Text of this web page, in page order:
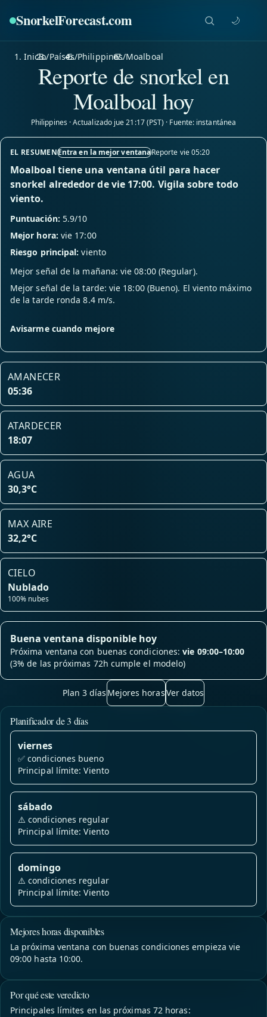
SnorkelForecast.com 🌙
Inicio/Países/Philippines/Moalboal
Reporte de snorkel en
Moalboal hoy
Philippines · Actualizado jue 21:17 (PST) · Fuente: instantánea
EL RESUMENEntra en la mejor ventanaReporte vie 05:20
Moalboal tiene una ventana útil para hacer
snorkel alrededor de vie 17:00. Vigila sobre todo
viento.
Puntuación: 5.9/10
Mejor hora: vie 17:00
Riesgo principal: viento
Mejor señal de la mañana: vie 08:00 (Regular).
Mejor señal de la tarde: vie 18:00 (Bueno). El viento máximo
de la tarde ronda 8.4 m/s.
Avisarme cuando mejore
AMANECER
05:36
ATARDECER
18:07
AGUA
30,3°C
MAX AIRE
32,2°C
CIELO
Nublado
100% nubes
Buena ventana disponible hoy
Próxima ventana con buenas condiciones:vie 09:00–10:00
(3% de las próximas 72h cumple el modelo)
Plan 3 días Mejores horasVer datos
Planificador de 3 días
viernes
✅condiciones bueno
Principal límite: Viento
sábado
⚠️condiciones regular
Principal límite: Viento
domingo
⚠️condiciones regular
Principal límite: Viento
Mejores horas disponibles
La próxima ventana con buenas condiciones empieza vie
09:00 hasta 10:00.
Por qué este veredicto
Principales límites en las próximas 72 horas: